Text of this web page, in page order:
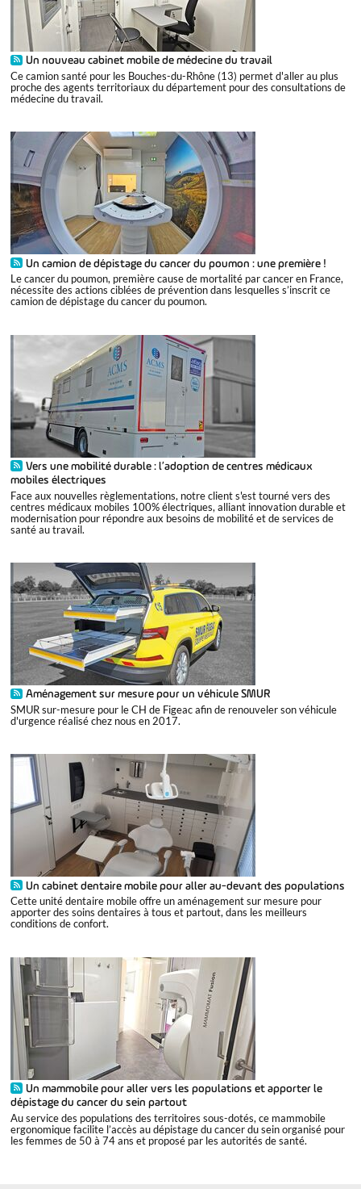
Un nouveau cabinet mobile de médecine du travail
Ce camion santé pour les Bouches-du-Rhône (13) permet d'aller au plus
proche des agents territoriaux du département pour des consultations de
médecine du travail.
Un camion de dépistage du cancer du poumon : une première !
Le cancer du poumon, première cause de mortalité par cancer en France,
nécessite des actions ciblées de prévention dans lesquelles s’inscrit ce
camion de dépistage du cancer du poumon.
Vers une mobilité durable : l’adoption de centres médicaux
mobiles électriques
Face aux nouvelles règlementations, notre client s'est tourné vers des
centres médicaux mobiles 100% électriques, alliant innovation durable et
modernisation pour répondre aux besoins de mobilité et de services de
santé au travail.
Aménagement sur mesure pour un véhicule SMUR
SMUR sur-mesure pour le CH de Figeac afin de renouveler son véhicule
d'urgence réalisé chez nous en 2017.
Un cabinet dentaire mobile pour aller au-devant des populations
Cette unité dentaire mobile offre un aménagement sur mesure pour
apporter des soins dentaires à tous et partout, dans les meilleurs
conditions de confort.
Un mammobile pour aller vers les populations et apporter le
dépistage du cancer du sein partout
Au service des populations des territoires sous-dotés, ce mammobile
ergonomique facilite l’accès au dépistage du cancer du sein organisé pour
les femmes de 50 à 74 ans et proposé par les autorités de santé.